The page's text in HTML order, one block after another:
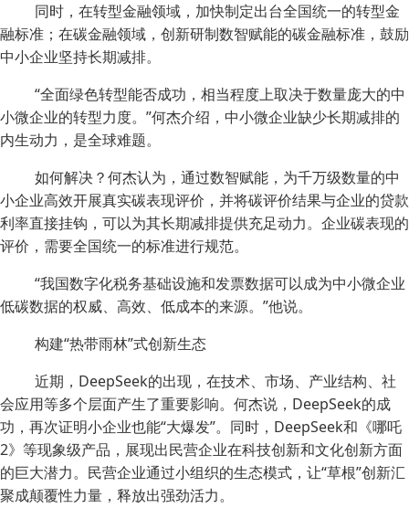
同时，在转型金融领域，加快制定出台全国统一的转型金
融标准；在碳金融领域，创新研制数智赋能的碳金融标准，鼓励
中小企业坚持长期减排。
“全面绿色转型能否成功，相当程度上取决于数量庞大的中
小微企业的转型力度。”何杰介绍，中小微企业缺少长期减排的
内生动力，是全球难题。
如何解决？何杰认为，通过数智赋能，为千万级数量的中
小企业高效开展真实碳表现评价，并将碳评价结果与企业的贷款
利率直接挂钩，可以为其长期减排提供充足动力。企业碳表现的
评价，需要全国统一的标准进行规范。
“我国数字化税务基础设施和发票数据可以成为中小微企业
低碳数据的权威、高效、低成本的来源。”他说。
构建“热带雨林”式创新生态
近期，DeepSeek的出现，在技术、市场、产业结构、社
会应用等多个层面产生了重要影响。何杰说，DeepSeek的成
功，再次证明小企业也能“大爆发”。同时，DeepSeek和《哪吒
2》等现象级产品，展现出民营企业在科技创新和文化创新方面
的巨大潜力。民营企业通过小组织的生态模式，让“草根”创新汇
聚成颠覆性力量，释放出强劲活力。